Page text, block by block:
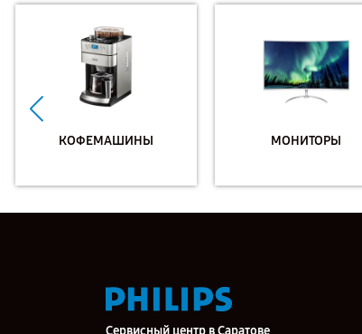
КОФЕМАШИНЫ МОНИТОРЫ
Сервисный центр в Саратове